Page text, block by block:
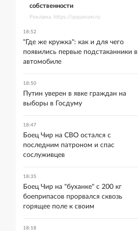
собственности
Реклама. https://ipquorum.ru
18:52
"Где же кружка": как и для чего
появились первые подстаканники в
автомобиле
18:50
Путин уверен в явке граждан на
выборы в Госдуму
18:47
Боец Чир на СВО остался с
последним патроном и спас
сослуживцев
18:35
Боец Чир на "буханке" с 200 кг
боеприпасов прорвался сквозь
горящее поле к своим
18:18